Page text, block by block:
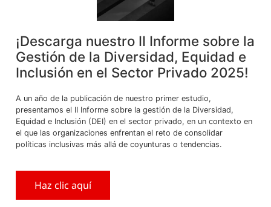
La pandemia ha desnudado la carencia de protección
social en el país. La informalidad laboral y los muy
bajos niveles de aseguramiento social han generado el
privadas. La asistencia pública es la única opción para
atender a los trabajadores y sus familiares “sin seguro”
y, al mismo […]
LOCATE US
Av. Camino Real 1053 Piso 12, San Isidro
¡Descarga nuestro II Informe sobre la
Gestión de la Diversidad, Equidad e
Inclusión en el Sector Privado 2025!
A un año de la publicación de nuestro primer estudio,
presentamos el II Informe sobre la gestión de la Diversidad,
Equidad e Inclusión (DEI) en el sector privado, en un contexto en
el que las organizaciones enfrentan el reto de consolidar
políticas inclusivas más allá de coyunturas o tendencias.
Haz clic aquí